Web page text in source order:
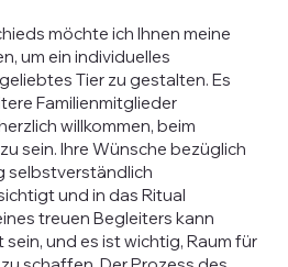
möchte ich Ihnen meine
um ein individuelles
Tier zu gestalten. Es
Familienmitglieder
willkommen, beim
sein. Ihre Wünsche bezüglich
selbstverständlich
und in das Ritual
treuen Begleiters kann
und es ist wichtig, Raum für